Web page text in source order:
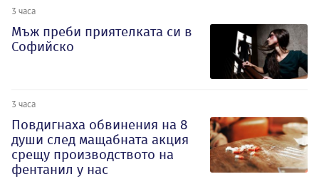
3 часа
Мъж преби приятелката си в
Софийско
3 часа
Повдигнаха обвинения на 8
души след мащабната акция
срещу производството на
фентанил у нас